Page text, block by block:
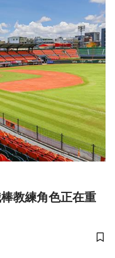
教練角色正在重
儲